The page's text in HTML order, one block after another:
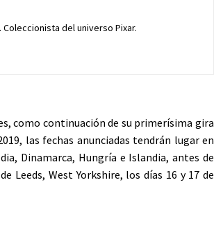
del universo Pixar.
como continuación de su primerísima gira
las fechas anunciadas tendrán lugar en
Dinamarca, Hungría e Islandia, antes de
Leeds, West Yorkshire, los días 16 y 17 de